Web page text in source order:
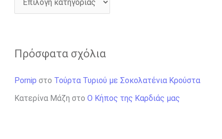
Πρόσφατα σχόλια
Pornip στο Τούρτα Τυριού με Σοκολατένια Κρούστα
Κατερίνα Μάζη στο Ο Κήπος της Καρδιάς μας